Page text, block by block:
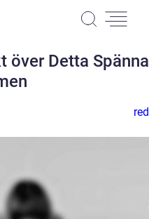
över Detta